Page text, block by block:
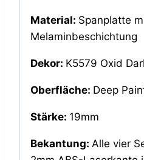
Material: Spanplatte
Melaminbeschichtung
Dekor: K5579 Oxid
Oberfläche: Deep
Stärke: 19mm
Bekantung: Alle vier